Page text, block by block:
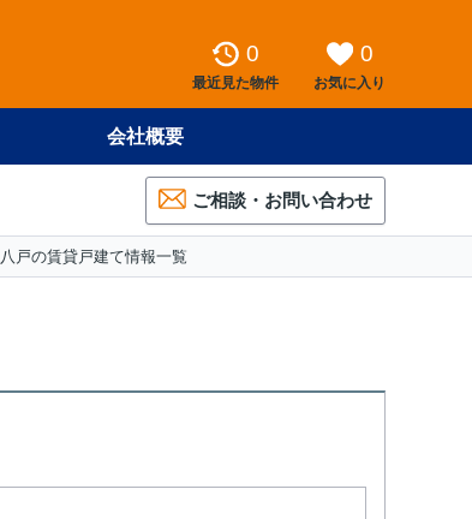
0
最近見た物件
0
お気に入り
会社概要
ご相談・お問い合わせ
八戸の賃貸戸建て情報一覧